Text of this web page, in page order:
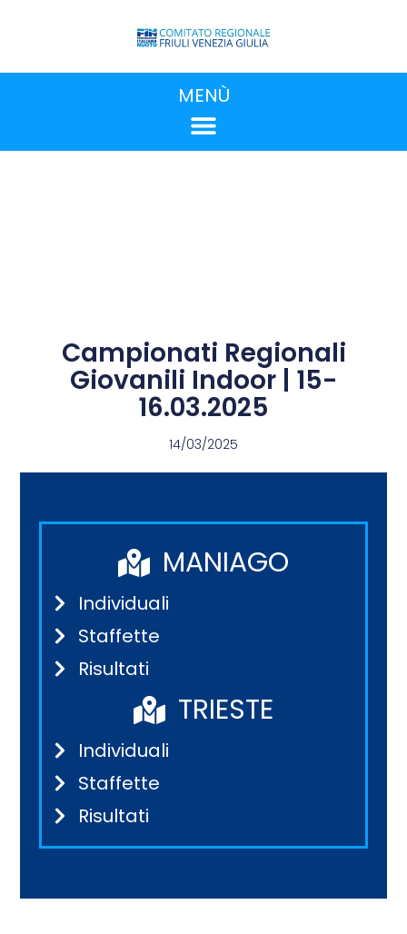
MENÙ
Campionati Regionali
Giovanili Indoor | 15-
16.03.2025
14/03/2025
MANIAGO
Individuali
Staffette
Risultati
TRIESTE
Individuali
Staffette
Risultati